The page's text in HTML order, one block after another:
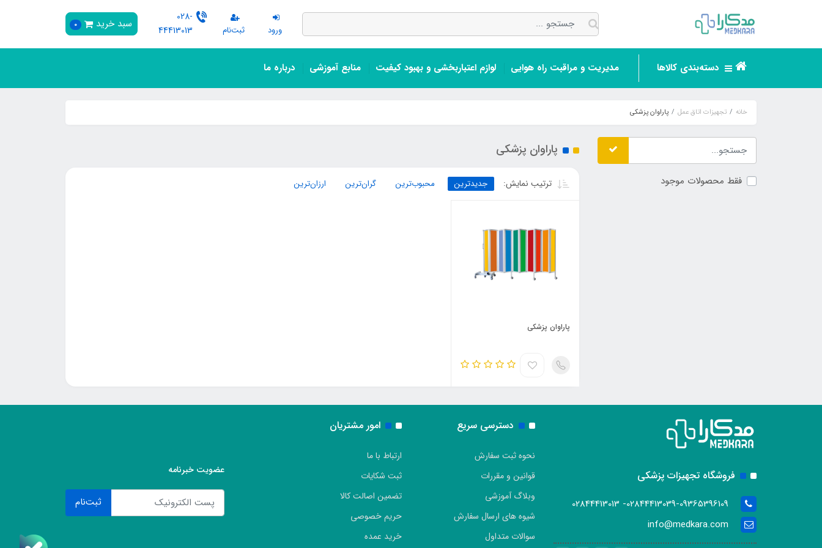
ورود ثبت‌نام
028-
44413013
سبد خرید 0
دسته‌بندی کالاها مدیریت و مراقبت راه هوایی لوازم اعتباربخشی و بهبود کیفیت منابع آموزشی درباره ما
خانه تجهیزات اتاق عمل پاراوان پزشکی
فقط محصولات موجود
پاراوان پزشکی
ترتیب نمایش: جدیدترین محبوب‌ترین گران‌ترین ارزان‌ترین
پاراوان پزشکی
فروشگاه تجهیزات پزشکی
02844413039-09365396109- 02844413013
info@medkara.com
دسترسی سریع
نحوه ثبت سفارش
قوانین و مقررات
وبلاگ آموزشی
شیوه های ارسال سفارش
سوالات متداول
امور مشتریان
ارتباط با ما
ثبت شکایات
تضمین اصالت کالا
حریم خصوصی
خرید عمده
عضویت خبرنامه
ثبت‌نام